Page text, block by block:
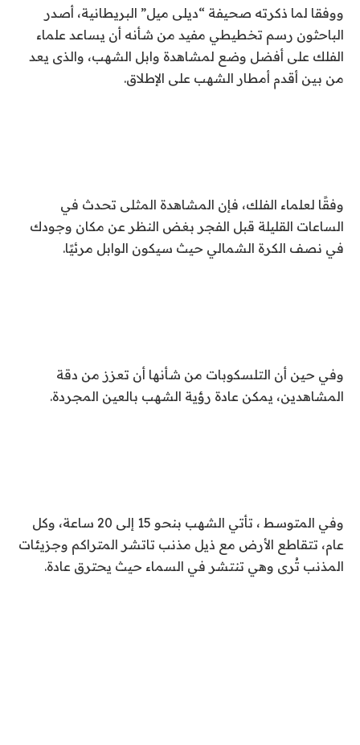
ووفقا لما ذكرته صحيفة “ديلى ميل” البريطانية، أصدر
الباحثون رسم تخطيطي مفيد من شأنه أن يساعد علماء
الفلك على أفضل وضع لمشاهدة وابل الشهب، والذى يعد
من بين أقدم أمطار الشهب على الإطلاق.
وفقًا لعلماء الفلك، فإن المشاهدة المثلى تحدث في
الساعات القليلة قبل الفجر بغض النظر عن مكان وجودك
في نصف الكرة الشمالي حيث سيكون الوابل مرئيًا.
وفي حين أن التلسكوبات من شأنها أن تعزز من دقة
المشاهدين، يمكن عادة رؤية الشهب بالعين المجردة.
وفي المتوسط ، تأتي الشهب بنحو 15 إلى 20 ساعة، وكل
عام، تتقاطع الأرض مع ذيل مذنب تاتشر المتراكم وجزيئات
المذنب تُرى وهي تنتشر في السماء حيث يحترق عادة.